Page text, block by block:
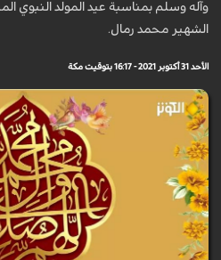
وآله وسلم بمناسبة عيد المولد النبوي
الشهير محمد رمال.
الأحد 31 أكتوبر 2021 - 16:17 بتوقيت مكة